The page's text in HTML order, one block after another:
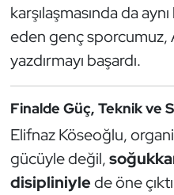
karşılaşmasında da
eden genç sporcumuz,
yazdırmayı başardı.
Finalde Güç, Teknik ve
Elifnaz Köseoğlu,
gücüyle değil,
disipliniylede öne
İşitme Engelli
Judo ve Kuraş
Kano ve Rafting
Karate
Kayak